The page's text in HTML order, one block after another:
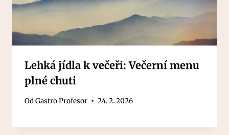
Lehká jídla k večeři: Večerní menu
plné chuti
OdGastro Profesor 24. 2. 2026